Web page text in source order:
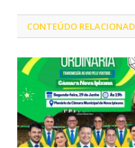
CONTEÚDO